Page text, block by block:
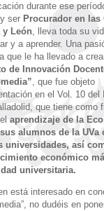
durante ese
ser Procurador en las
y León, lleva toda su
y a aprender. Una
que le ha llevado a
de Innovación
, que fue objeto
en el Vol. 10 del
que tiene como
aprendizaje de la
alumnos de la UVa
universidades, así
económico
universitaria.
está interesado en
no dudéis en